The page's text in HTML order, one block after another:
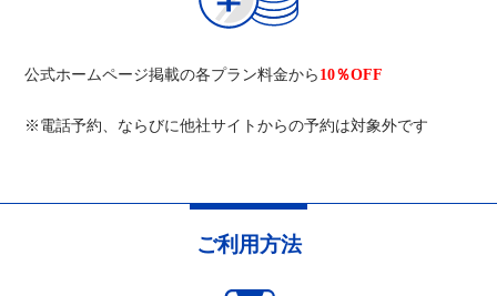
公式ホームページ掲載の各プラン料金から 10％OFF
※電話予約、ならびに他社サイトからの予約は対象外です
ご利用方法